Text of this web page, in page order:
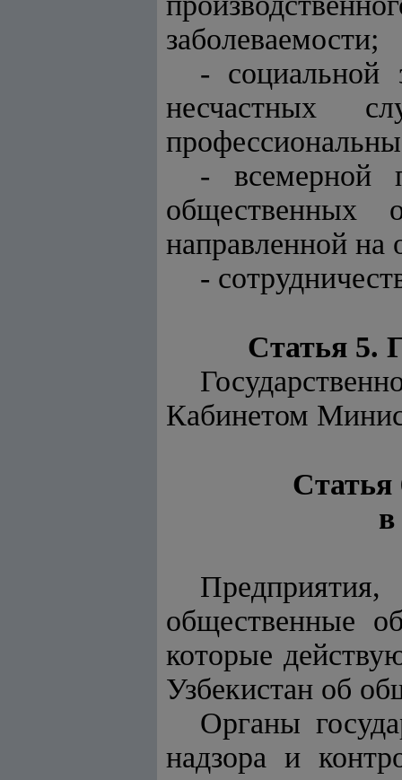
заболеваемости;
- социальной
несчастных
- всемерной
общественных
направленной на
-
Статья 5.
Кабинетом
Статья
общественные
которые
Узбекистан об
Органы
надзора и